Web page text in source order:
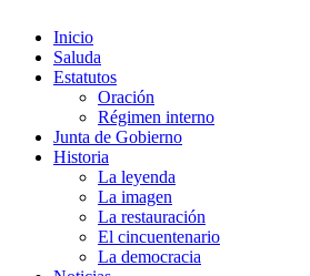
Inicio
Saluda
Estatutos
Oración
Régimen interno
Junta de Gobierno
Historia
La leyenda
La imagen
La restauración
El cincuentenario
La democracia